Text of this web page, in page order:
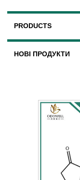
PRODUCTS
НОВІ ПРОДУКТИ